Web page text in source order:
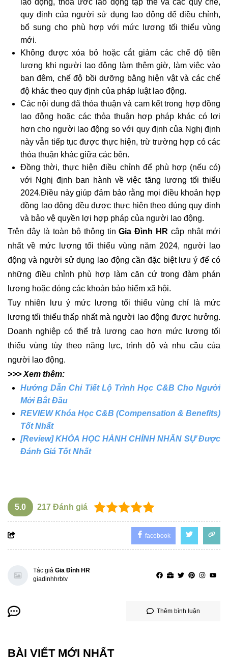
lao động, thoả ước lao động tập thể và các quy chế,
quy định của người sử dụng lao động để điều chỉnh,
bổ sung cho phù hợp với mức lương tối thiểu vùng
mới.
Không được xóa bỏ hoặc cắt giảm các chế độ tiền
lương khi người lao động làm thêm giờ, làm việc vào
ban đêm, chế độ bồi dưỡng bằng hiện vật và các chế
độ khác theo quy định của pháp luật lao động.
Các nội dung đã thỏa thuận và cam kết trong hợp đồng
lao động hoặc các thỏa thuận hợp pháp khác có lợi
hơn cho người lao động so với quy định của Nghị định
này vẫn tiếp tục được thực hiện, trừ trường hợp có các
thỏa thuận khác giữa các bên.
Đồng thời, thực hiện điều chỉnh để phù hợp (nếu có)
với Nghị định ban hành về việc tăng lương tối thiểu
2024.Điều này giúp đảm bảo rằng mọi điều khoản hợp
đồng lao động đều được thực hiện theo đúng quy định
và bảo vệ quyền lợi hợp pháp của người lao động.
Trên đây là toàn bộ thông tinGia Đình HR cập nhật mới
nhất về mức lương tối thiểu vùng năm 2024, người lao
động và người sử dụng lao động cần đặc biệt lưu ý để có
những điều chỉnh phù hợp làm căn cứ trong đàm phán
lương hoặc đóng các khoản bảo hiểm xã hội.
Tuy nhiên lưu ý mức lương tối thiểu vùng chỉ là mức
lương tối thiểu thấp nhất mà người lao động được hưởng.
Doanh nghiệp có thể trả lương cao hơn mức lương tối
thiểu vùng tùy theo năng lực, trình độ và nhu cầu của
người lao động.
>>> Xem thêm:
Hướng Dẫn Chi TiếtLộ Trình Học C&B Cho Người
Mới Bắt Đầu
REVIEWKhóa Học C&B (Compensation & Benefits)
Tốt Nhất
[Review]KHÓA HỌC HÀNH CHÍNH NHÂN SỰ Được
Đánh Giá Tốt Nhất
5.0 217 Đánh giá
facebook
Tác giả Gia Đình HR
giadinhhrbtv
Thêm bình luận
BÀI VIẾT MỚI NHẤT